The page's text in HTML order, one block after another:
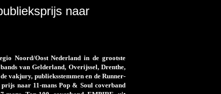
naar
Noord/Oost Nederland in de grootste
bands van Gelderland, Overijssel, Drenthe,
vakjury, publieksstemmen en de Runner-
naar 11-mans Pop & Soul coverband